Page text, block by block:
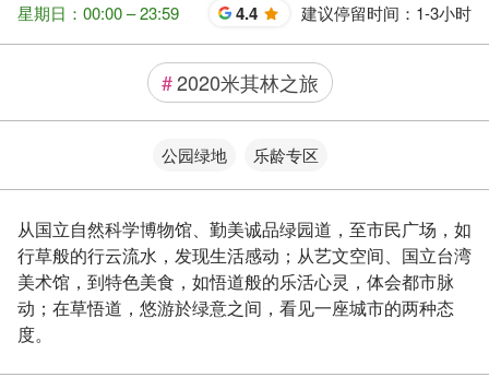
星期日：00:00 – 23:59 4.4 星 建议停留时间： 1-3小时
#2020米其林之旅
公园绿地 乐龄专区
从国立自然科学博物馆、勤美诚品绿园道，至市民广场，如
行草般的行云流水，发现生活感动；从艺文空间、国立台湾
美术馆，到特色美食，如悟道般的乐活心灵，体会都市脉
动；在草悟道，悠游於绿意之间，看见一座城市的两种态
度。